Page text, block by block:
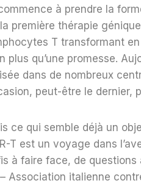
à prendre la
première thérapie
T transformant
plus qu’une promesse.
dans de nombreux
peut-être le dernier,
ce qui semble déjà un
T est un voyage dans
à faire face, de
Association italienne